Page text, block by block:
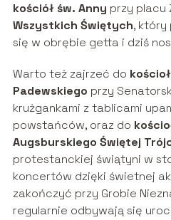
kościół św. Anny przy placu
Wszystkich Świętych, który
się w obrębie getta i dziś
Warto też zajrzeć do
Padewskiego przy
krużgankami z tablicami
powstańców, oraz do
Augsburskiego Świętej
protestanckiej świątyni w
koncertów dzięki świetnej
zakończyć przy Grobie
regularnie odbywają się